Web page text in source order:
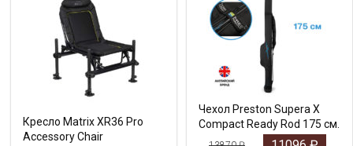
Кресло Matrix XR36 Pro
Accessory Chair
Чехол Preston Supera X
Compact Ready Rod 175 см.